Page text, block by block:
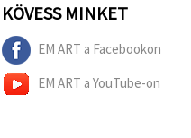
KÖVESS MINKET
EM ART a Facebookon
EM ART a YouTube-on